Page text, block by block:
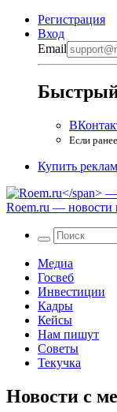
Регистрация
Вход
Email
Если
Купить
Roem.ru — новости
Медиа
Госвеб
Инвестиции
Кадры
Кейсы
Нам пишут
Советы
Текучка
Новости с